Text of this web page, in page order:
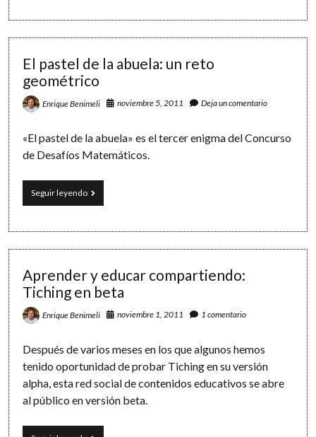
días,
El pastel de la abuela: un reto
geométrico
Enrique Benimeli noviembre 5, 2011 Deja un comentario
«El pastel de la abuela» es el tercer enigma del Concurso
de Desafíos Matemáticos.
Seguir leyendoEl
pastel
la
geométrico
Aprender y educar compartiendo:
Tiching en beta
Enrique Benimeli noviembre 1, 2011 1 comentario
Después de varios meses en los que algunos hemos
tenido oportunidad de probar Tiching en su versión
alpha, esta red social de contenidos educativos se abre
al público en versión beta.